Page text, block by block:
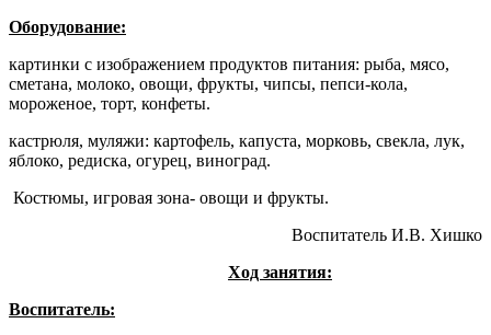
Оборудование:
картинки с изображением продуктов питания: рыба, мясо,
сметана, молоко, овощи, фрукты, чипсы, пепси-кола,
мороженое, торт, конфеты.
кастрюля, муляжи: картофель, капуста, морковь, свекла, лук,
яблоко, редиска, огурец, виноград.
Костюмы, игровая зона- овощи и фрукты.
Воспитатель И.В. Хишко
Ход занятия:
Воспитатель: